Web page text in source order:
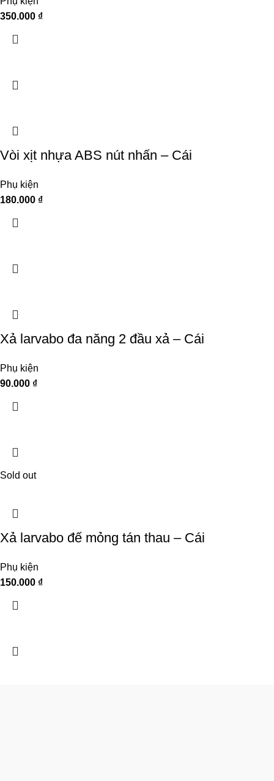
350.000 ₫
Vòi xịt nhựa ABS nút nhấn – Cái
Phụ kiện
180.000 ₫
Xả larvabo đa năng 2 đầu xả – Cái
Phụ kiện
90.000 ₫
Sold out
Xả larvabo đế mỏng tán thau – Cái
Phụ kiện
150.000 ₫